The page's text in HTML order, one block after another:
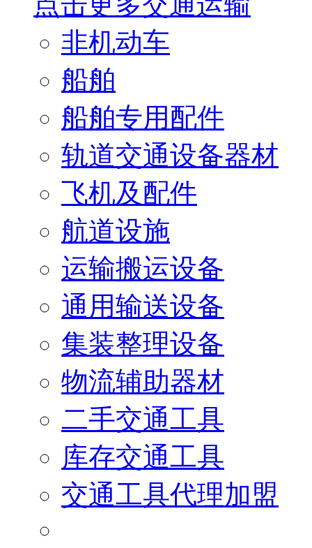
非机动车
船舶
船舶专用配件
轨道交通设备器材
飞机及配件
航道设施
运输搬运设备
通用输送设备
集装整理设备
物流辅助器材
二手交通工具
库存交通工具
交通工具代理加盟